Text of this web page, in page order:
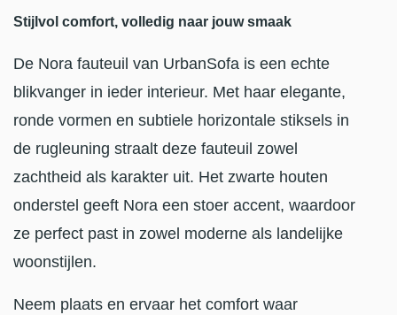
Stijlvol comfort, volledig naar jouw smaak
De Nora fauteuil van UrbanSofa is een echte
blikvanger in ieder interieur. Met haar elegante,
ronde vormen en subtiele horizontale stiksels in
de rugleuning straalt deze fauteuil zowel
zachtheid als karakter uit. Het zwarte houten
onderstel geeft Nora een stoer accent, waardoor
ze perfect past in zowel moderne als landelijke
woonstijlen.
Neem plaats en ervaar het comfort waar